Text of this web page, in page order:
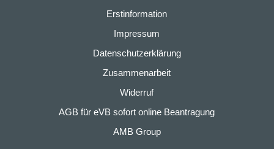
Erstinformation
Impressum
Datenschutzerklärung
Zusammenarbeit
Widerruf
AGB für eVB sofort online Beantragung
AMB Group